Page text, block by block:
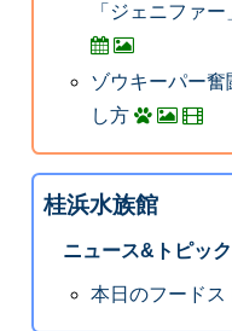
「ジェニファ
ゾウキーパー
し方
桂浜水族館
ニュース&トピッ
本日のフードス